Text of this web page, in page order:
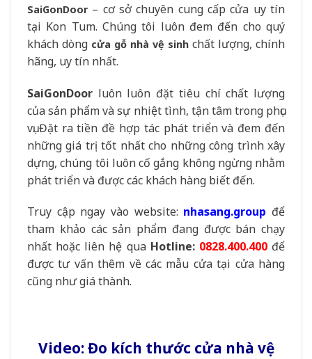
SaiGonDoor– cơ sở chuyên cung cấp cửa uy tín
tại Kon Tum. Chúng tôi luôn đem đến cho quý
khách dòng cửa gỗ nhà vệ sinh chất lượng, chính
hãng, uy tín nhất.
SaiGonDoor luôn luôn đặt tiêu chí chất lượng
của sản phẩm và sự nhiệt tình, tận tâm trong phục
vụ. Đặt ra tiền đề hợp tác phát triển và đem đến
những giá trị tốt nhất cho những công trình xây
dựng, chúng tôi luôn cố gắng không ngừng nhằm
phát triển và được các khách hàng biết đến.
Truy cập ngay vào website: nhasang.group để
tham khảo các sản phẩm đang được bán chạy
nhất hoặc liên hệ qua Hotline: 0828.400.400để
được tư vấn thêm về các mẫu cửa tại cửa hàng
cũng như giá thành.
Video: Đo kích thước cửa nhà vệ